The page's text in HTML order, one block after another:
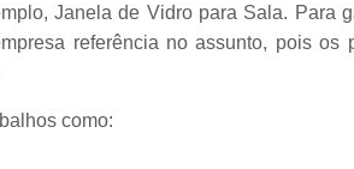
Janela de Vidro para Sala. Para
referência no assunto, pois os
como: